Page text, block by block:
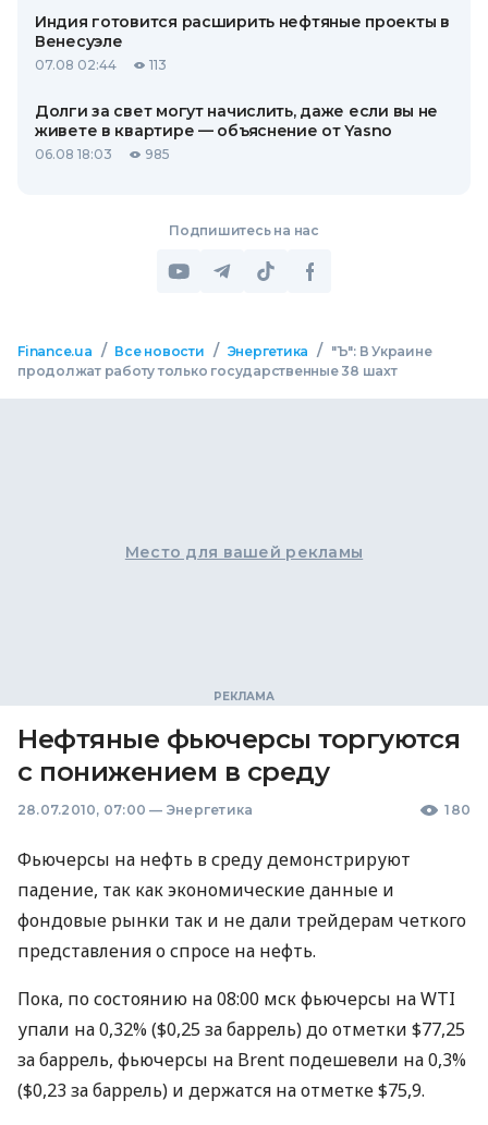
Индия готовится расширить нефтяные проекты в
Венесуэле
07.08 02:44 113
Долги за свет могут начислить, даже если вы не
живете в квартире — объяснение от Yasno
06.08 18:03 985
Подпишитесь на нас
Finance.ua / Все новости / Энергетика /
"Ъ": В Украине
продолжат работу только государственные 38 шахт
Место для вашей рекламы
Нефтяные фьючерсы торгуются
с понижением в среду
28.07.2010, 07:00 — Энергетика 180
Фьючерсы на нефть в среду демонстрируют
падение, так как экономические данные и
фондовые рынки так и не дали трейдерам четкого
представления о спросе на нефть.
Пока, по состоянию на 08:00 мск фьючерсы на WTI
упали на 0,32% ($0,25 за баррель) до отметки $77,25
за баррель, фьючерсы на Brent подешевели на 0,3%
($0,23 за баррель) и держатся на отметке $75,9.